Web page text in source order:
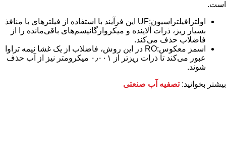
است.
اولترافیلتراسیون:UF این فرآیند با استفاده از فیلترهای با منافذ
بسیار ریز، ذرات آلاینده و میکروارگانیسم‌های باقی‌مانده را از
فاضلاب حذف می‌کند.
اسمز معکوس:RO در این روش، فاضلاب از یک غشا نیمه‌ تراوا
عبور می‌کند تا ذرات ریزتر از ۰٫۰۰۱ میکرومتر نیز از آب حذف
شوند.
بیشتر بخوانید:تصفیه آب صنعتی